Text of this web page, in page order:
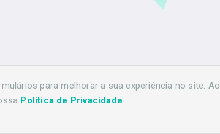
por
para melhorar a sua experiência no site. Ao
Política de Privacidade.